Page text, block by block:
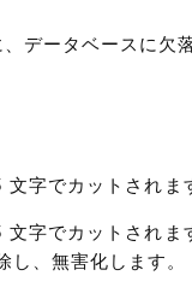
データベースに欠
字でカットされま
字でカットされま
、無害化します。